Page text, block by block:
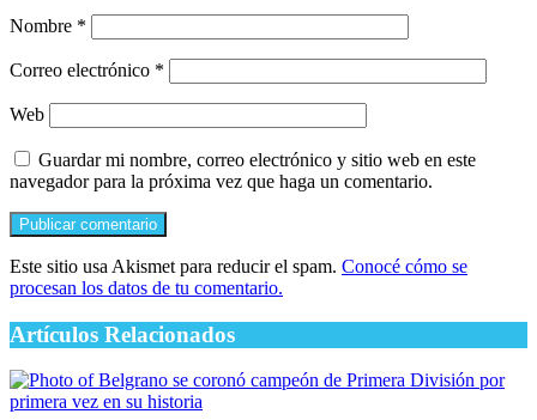
Nombre *
Correo electrónico *
Web
Guardar mi nombre, correo electrónico y sitio web en este
navegador para la próxima vez que haga un comentario.
Este sitio usa Akismet para reducir el spam. Conocé cómo se
procesan los datos de tu comentario.
Artículos Relacionados